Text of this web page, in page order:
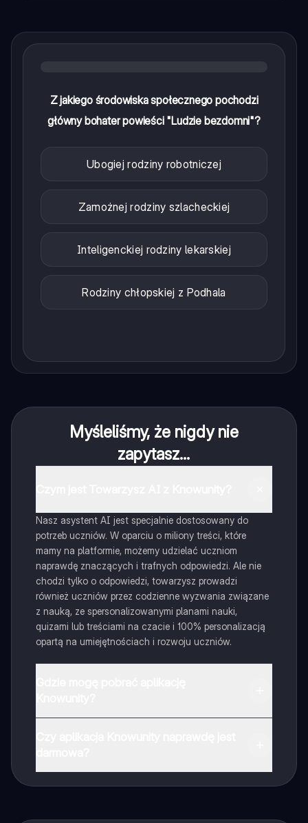
Z jakiego środowiska społecznego pochodzi
główny bohater powieści "Ludzie bezdomni"?
Ubogiej rodziny robotniczej
Zamożnej rodziny szlacheckiej
Inteligenckiej rodziny lekarskiej
Rodziny chłopskiej z Podhala
Myśleliśmy, że nigdy nie
zapytasz...
Nasz asystent AI jest specjalnie dostosowany do
potrzeb uczniów. W oparciu o miliony treści, które
mamy na platformie, możemy udzielać uczniom
naprawdę znaczących i trafnych odpowiedzi. Ale nie
chodzi tylko o odpowiedzi, towarzysz prowadzi
również uczniów przez codzienne wyzwania związane
z nauką, ze spersonalizowanymi planami nauki,
quizami lub treściami na czacie i 100% personalizacją
opartą na umiejętnościach i rozwoju uczniów.